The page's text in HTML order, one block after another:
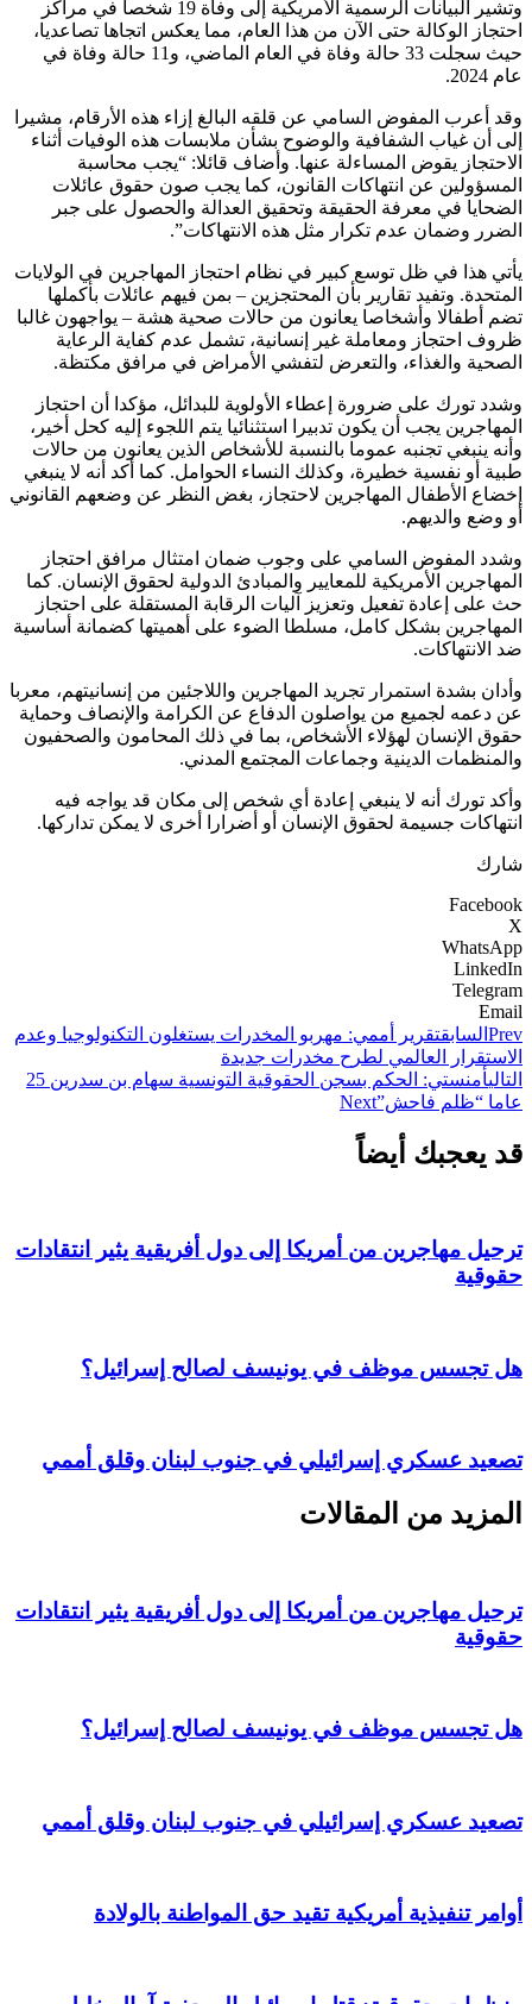
وتشير البيانات الرسمية الأمريكية إلى وفاة 19 شخصا في مراكز
احتجاز الوكالة حتى الآن من هذا العام، مما يعكس اتجاها تصاعديا،
حيث سجلت 33 حالة وفاة في العام الماضي، و11 حالة وفاة في
عام 2024.
وقد أعرب المفوض السامي عن قلقه البالغ إزاء هذه الأرقام، مشيرا
إلى أن غياب الشفافية والوضوح بشأن ملابسات هذه الوفيات أثناء
الاحتجاز يقوض المساءلة عنها. وأضاف قائلا: “يجب محاسبة
المسؤولين عن انتهاكات القانون، كما يجب صون حقوق عائلات
الضحايا في معرفة الحقيقة وتحقيق العدالة والحصول على جبر
الضرر وضمان عدم تكرار مثل هذه الانتهاكات”.
يأتي هذا في ظل توسع كبير في نظام احتجاز المهاجرين في الولايات
المتحدة. وتفيد تقارير بأن المحتجزين – بمن فيهم عائلات بأكملها
تضم ​​أطفالا وأشخاصا يعانون من حالات صحية هشة – يواجهون غالبا
ظروف احتجاز ومعاملة غير إنسانية، تشمل عدم كفاية الرعاية
الصحية والغذاء، والتعرض لتفشي الأمراض في مرافق مكتظة.
وشدد تورك على ضرورة إعطاء الأولوية للبدائل، مؤكدا أن احتجاز
المهاجرين يجب أن يكون تدبيرا استثنائيا يتم اللجوء إليه كحل أخير،
وأنه ينبغي تجنبه عموما بالنسبة للأشخاص الذين يعانون من حالات
طبية أو نفسية خطيرة، وكذلك النساء الحوامل. كما أكد أنه لا ينبغي
إخضاع الأطفال المهاجرين لاحتجاز، بغض النظر عن وضعهم القانوني
أو وضع والديهم.
وشدد المفوض السامي على وجوب ضمان امتثال مرافق احتجاز
المهاجرين الأمريكية للمعايير والمبادئ الدولية لحقوق الإنسان. كما
حث على إعادة تفعيل وتعزيز آليات الرقابة المستقلة على احتجاز
المهاجرين بشكل كامل، مسلطا الضوء على أهميتها كضمانة أساسية
ضد الانتهاكات.
وأدان بشدة استمرار تجريد المهاجرين واللاجئين من إنسانيتهم، معربا
عن دعمه لجميع من يواصلون الدفاع عن الكرامة والإنصاف وحماية
حقوق الإنسان لهؤلاء الأشخاص، بما في ذلك المحامون والصحفيون
والمنظمات الدينية وجماعات المجتمع المدني.
وأكد تورك أنه لا ينبغي إعادة أي شخص إلى مكان قد يواجه فيه
انتهاكات جسيمة لحقوق الإنسان أو أضرارا أخرى لا يمكن تداركها.
شارك
Facebook
X
WhatsApp
LinkedIn
Telegram
Email
Prev السابقتقرير أممي: مهربو المخدرات يستغلون التكنولوجيا وعدم
الاستقرار العالمي لطرح مخدرات جديدة
التالي
أمنستي: الحكم بسجن الحقوقية التونسية سهام بن سدرين 25
عاما “ظلم فاحش”Next
قد يعجبك أيضاً
ترحيل مهاجرين من أمريكا إلى دول أفريقية يثير انتقادات
حقوقية
هل تجسس موظف في يونيسف لصالح إسرائيل؟
تصعيد عسكري إسرائيلي في جنوب لبنان وقلق أممي
المزيد من المقالات
ترحيل مهاجرين من أمريكا إلى دول أفريقية يثير انتقادات
حقوقية
هل تجسس موظف في يونيسف لصالح إسرائيل؟
تصعيد عسكري إسرائيلي في جنوب لبنان وقلق أممي
أوامر تنفيذية أمريكية تقيد حق المواطنة بالولادة